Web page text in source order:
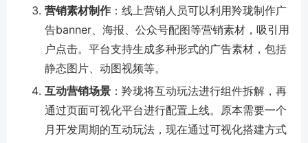
营销素材制作 ：线上营销人员可以利用羚珑制作广
告banner、海报、公众号配图等营销素材，吸引用
户点击。平台支持生成多种形式的广告素材，包括
静态图片、动图视频等。
互动营销场景 ：羚珑将互动玩法进行组件拆解，再
通过页面可视化平台进行配置上线。原本需要一个
月开发周期的互动玩法，现在通过可视化搭建方式